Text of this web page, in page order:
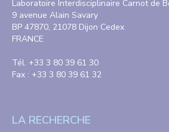
Laboratoire Interdisciplinaire Carnot de
9 avenue Alain Savary
BP 47870, 21078 Dijon Cedex
FRANCE
Tél. +33 3 80 39 61 30
Fax : +33 3 80 39 61 32
LA RECHERCHE